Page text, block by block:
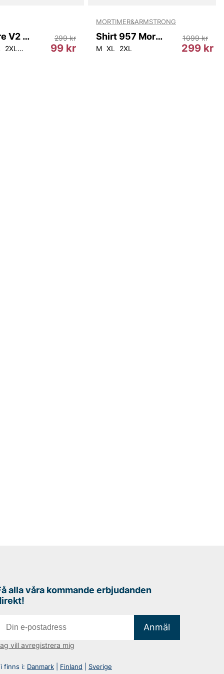
Highmore V2 M Tee
2XL 3XL 4XL 5XL
99 kr
299 kr
MORTIMER&ARMSTRONG
Shirt 957 Mortimer & Armstrong
M XL 2XL 299 kr
1099 kr
alla våra kommande erbjudanden
Anmäl
vill avregistrera mig
finns i: Danmark| Finland Sverige